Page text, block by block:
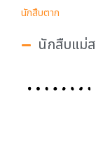
นักสืบตาก
นักสืบแม่